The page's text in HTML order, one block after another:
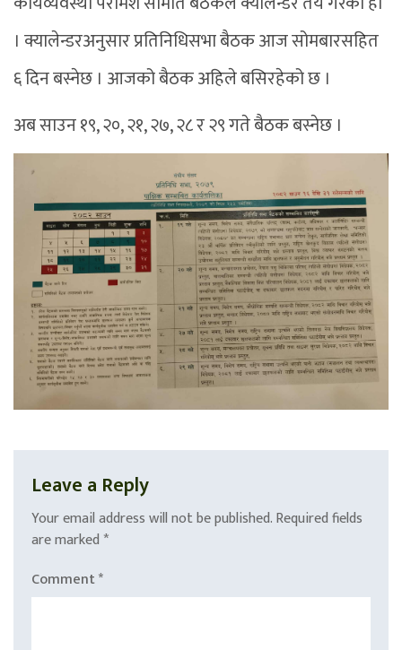
। क्यालेन्डरअनुसार प्रतिनिधिसभा बैठक आज सोमबारसहित
६ दिन बस्नेछ । आजको बैठक अहिले बसिरहेको छ ।
अब साउन १९, २०, २१, २७, २८ र २९ गते बैठक बस्नेछ ।
Leave a Reply
Your email address will not be published.Required fields
are marked *
Comment*